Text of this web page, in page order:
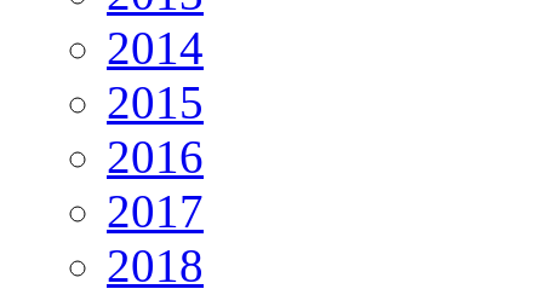
2014
2015
2016
2017
2018